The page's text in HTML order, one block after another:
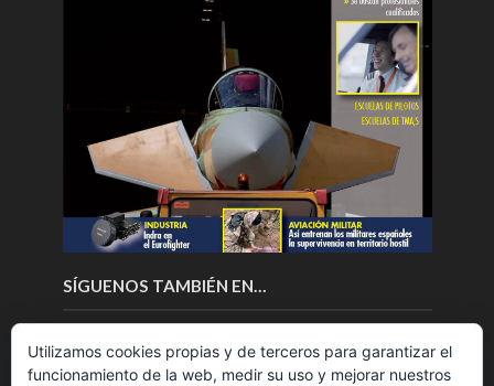
SÍGUENOS TAMBIÉN EN…
Utilizamos cookies propias y de terceros para garantizar el
funcionamiento de la web, medir su uso y mejorar nuestros